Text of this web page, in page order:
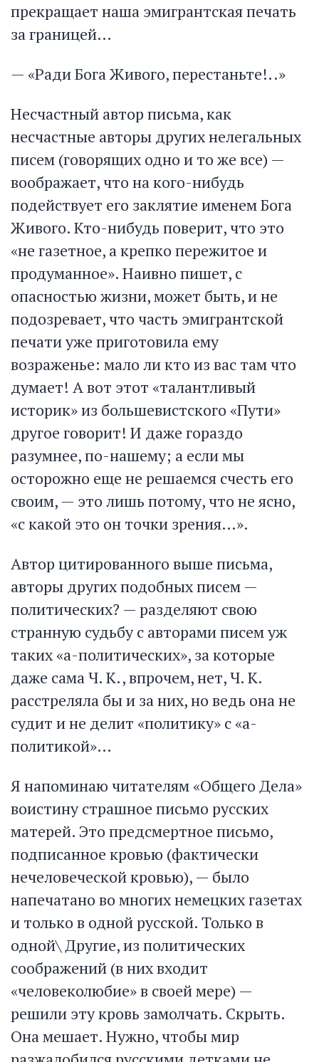
прекращает наша эмигрантская печать
за границей…
— «Ради Бога Живого, перестаньте!..»
Несчастный автор письма, как
несчастные авторы других нелегальных
писем (говорящих одно и то же все) —
воображает, что на кого-нибудь
подействует его заклятие именем Бога
Живого. Кто-нибудь поверит, что это
«не газетное, а крепко пережитое и
продуманное». Наивно пишет, с
опасностью жизни, может быть, и не
подозревает, что часть эмигрантской
печати уже приготовила ему
возраженье: мало ли кто из вас там что
думает! А вот этот «талантливый
историк» из большевистского «Пути»
другое говорит! И даже гораздо
разумнее, по-нашему; а если мы
осторожно еще не решаемся счесть его
своим, — это лишь потому, что не ясно,
«с какой это он точки зрения…».
Автор цитированного выше письма,
авторы других подобных писем —
политических? — разделяют свою
странную судьбу с авторами писем уж
таких «а-политических», за которые
даже сама Ч. К., впрочем, нет, Ч. К.
расстреляла бы и за них, но ведь она не
судит и не делит «политику» с «а-
политикой»…
Я напоминаю читателям «Общего Дела»
воистину страшное письмо русских
матерей. Это предсмертное письмо,
подписанное кровью (фактически
нечеловеческой кровью), — было
напечатано во многих немецких газетах
и только в одной русской. Только в
одной\ Другие, из политических
соображений (в них входит
«человеколюбие» в своей мере) —
решили эту кровь замолчать. Скрыть.
Она мешает. Нужно, чтобы мир